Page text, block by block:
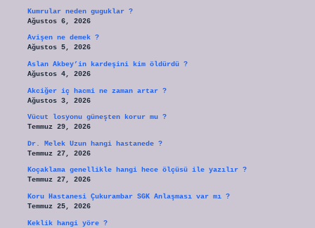
Kumrular neden guguklar ?
Ağustos 6, 2026
Avişen ne demek ?
Ağustos 5, 2026
Aslan Akbey’in kardeşini kim öldürdü ?
Ağustos 4, 2026
Akciğer iç hacmi ne zaman artar ?
Ağustos 3, 2026
Vücut losyonu güneşten korur mu ?
Temmuz 29, 2026
Dr. Melek Uzun hangi hastanede ?
Temmuz 27, 2026
Koçaklama genellikle hangi hece ölçüsü ile yazılır ?
Temmuz 27, 2026
Koru Hastanesi Çukurambar SGK Anlaşması var mı ?
Temmuz 25, 2026
Keklik hangi yöre ?